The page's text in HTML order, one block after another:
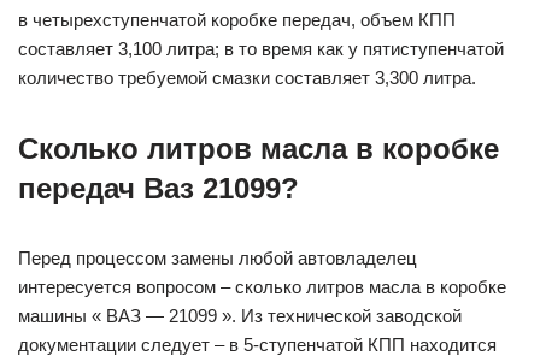
в четырехступенчатой коробке передач, объем КПП
составляет 3,100 литра; в то время как у пятиступенчатой
количество требуемой смазки составляет 3,300 литра.
Сколько литров масла в коробке
передач Ваз 21099?
Перед процессом замены любой автовладелец
интересуется вопросом – сколько литров масла в коробке
машины « ВАЗ — 21099 ». Из технической заводской
документации следует – в 5-ступенчатой КПП находится